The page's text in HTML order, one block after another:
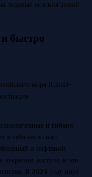
ледовые условия зимой
быстро
и гибких
в себя несколько
и нефтяной.
открытом доступе, и это
В 2024 году порт